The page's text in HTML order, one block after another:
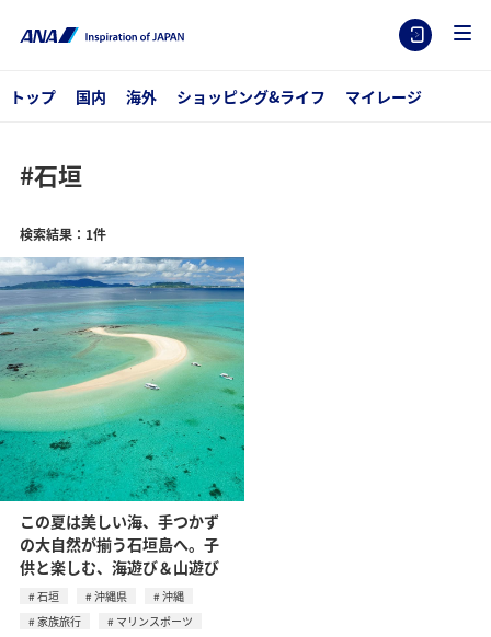
トップ 国内 海外 ショッピング&ライフ マイレージ
#石垣
検索結果：1件
この夏は美しい海、手つかず
の大自然が揃う石垣島へ。子
供と楽しむ、海遊び＆山遊び
石垣 沖縄県
沖縄
家族旅行
マリンスポーツ